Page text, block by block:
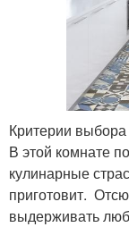
Критерии выбора
В этой комнате
кулинарные
приготовит.
выдерживать